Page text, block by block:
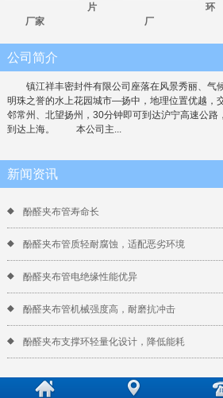
片
厂家
环
厂
公司简介
镇江祥丰密封件有限公司座落在风景秀丽、气
明珠之誉的水上花园城市—扬中，地理位置优越，
邻常州、北望扬州，30分钟即可到达沪宁高速公
到达上海。 本公司主...
新闻资讯
酚醛夹布管寿命长
酚醛夹布管质轻耐腐蚀，适配恶劣环境
酚醛夹布管电绝缘性能优异
酚醛夹布管机械强度高，耐磨抗冲击
酚醛夹布支撑环轻量化设计，降低能耗